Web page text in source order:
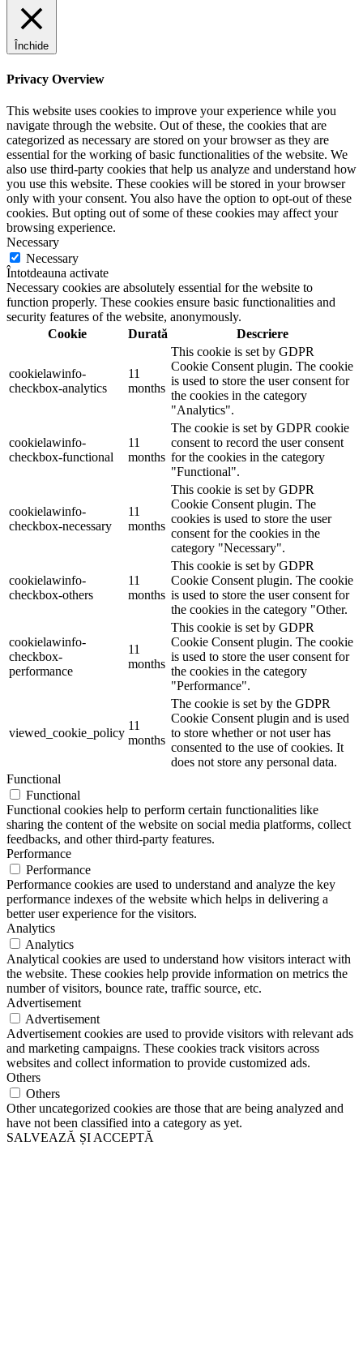
Închide
Privacy Overview
This website uses cookies to improve your experience while you
navigate through the website. Out of these, the cookies that are
categorized as necessary are stored on your browser as they are
essential for the working of basic functionalities of the website. We
also use third-party cookies that help us analyze and understand how
you use this website. These cookies will be stored in your browser
only with your consent. You also have the option to opt-out of these
cookies. But opting out of some of these cookies may affect your
browsing experience.
Necessary
Necessary
Întotdeauna activate
Necessary cookies are absolutely essential for the website to
function properly. These cookies ensure basic functionalities and
security features of the website, anonymously.
Cookie
Durată Descriere
cookielawinfo-
checkbox-analytics
11
months
This cookie is set by GDPR
Cookie Consent plugin. The cookie
is used to store the user consent for
the cookies in the category
"Analytics".
cookielawinfo-
checkbox-functional
11
months
The cookie is set by GDPR cookie
consent to record the user consent
for the cookies in the category
"Functional".
cookielawinfo-
checkbox-necessary
11
months
This cookie is set by GDPR
Cookie Consent plugin. The
cookies is used to store the user
consent for the cookies in the
category "Necessary".
cookielawinfo-
checkbox-others
11
months
This cookie is set by GDPR
Cookie Consent plugin. The cookie
is used to store the user consent for
the cookies in the category "Other.
cookielawinfo-
checkbox-
performance
11
months
This cookie is set by GDPR
Cookie Consent plugin. The cookie
is used to store the user consent for
the cookies in the category
"Performance".
viewed_cookie_policy
11
months
The cookie is set by the GDPR
Cookie Consent plugin and is used
to store whether or not user has
consented to the use of cookies. It
does not store any personal data.
Functional
Functional
Functional cookies help to perform certain functionalities like
sharing the content of the website on social media platforms, collect
feedbacks, and other third-party features.
Performance
Performance
Performance cookies are used to understand and analyze the key
performance indexes of the website which helps in delivering a
better user experience for the visitors.
Analytics
Analytics
Analytical cookies are used to understand how visitors interact with
the website. These cookies help provide information on metrics the
number of visitors, bounce rate, traffic source, etc.
Advertisement
Advertisement
Advertisement cookies are used to provide visitors with relevant ads
and marketing campaigns. These cookies track visitors across
websites and collect information to provide customized ads.
Others
Others
Other uncategorized cookies are those that are being analyzed and
have not been classified into a category as yet.
SALVEAZĂ ȘI ACCEPTĂ